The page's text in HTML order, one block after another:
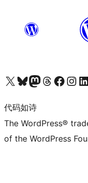
关注我们的 X（原 Twitter）账号访问我们的 Bluesky 账号关注我们的 Mastodon 账号访问我们的 Threads 账号 访问我们的 Facebook 公共主页关注我们的 Instagram 账号 关注我们的 LinkedIn 主页
代码如诗
The WordPress®
of the WordPress